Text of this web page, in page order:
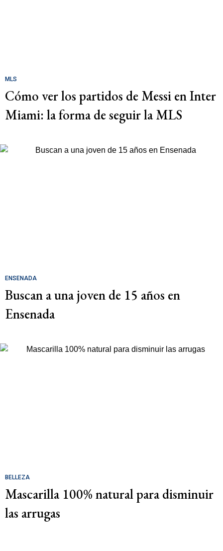
MLS
Cómo ver los partidos de Messi en Inter
Miami: la forma de seguir la MLS
ENSENADA
Buscan a una joven de 15 años en
Ensenada
BELLEZA
Mascarilla 100% natural para disminuir
las arrugas